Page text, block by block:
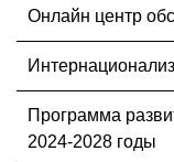
Онлайн центр
Программа
2024-2028 годы